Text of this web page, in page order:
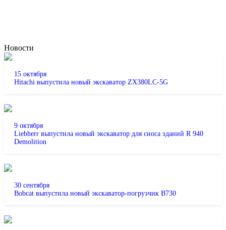
Новости
15 октября
Hitachi выпустила новый экскаватор ZX380LC-5G
9 октября
Liebherr выпустила новый экскаватор для сноса зданий R 940
Demolition
30 сентября
Bobcat выпустила новый экскаватор-погрузчик B730